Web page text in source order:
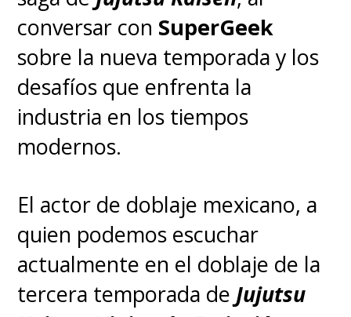
La alocada historia nos presentó
aRanma Saotome, un joven de
16 años entrenado desde
pequeño en el kung fu que se
transforma en chica cada vez
que tiene contacto con el agua
joven experta en artes marciales
que busca suceder a su padre
como cabeza del dojo familiar,
quien fue comprometida -sin su
conversar con SuperGeek
sobre la nueva temporada y los
desafíos que enfrenta la
industria en los tiempos
modernos.
El actor de doblaje mexicano, a
quien podemos escuchar
actualmente en el doblaje de la
tercera temporada de Jujutsu